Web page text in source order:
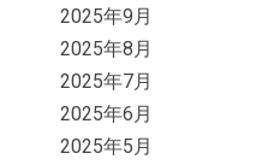
2025年9月
2025年8月
2025年7月
2025年6月
2025年5月